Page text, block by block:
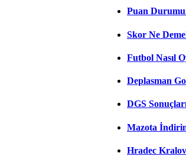
Puan
Skor Ne
Futbol Nasıl
Deplasman
DGS
Mazota
Hradec